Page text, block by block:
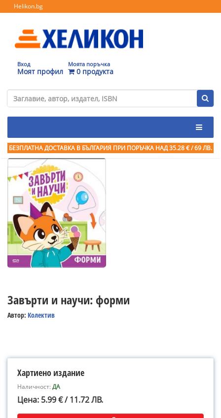
Helikon.bg
Вход
Моят профил
Моята поръчка
0 продукта
БЕЗПЛАТНА ДОСТАВКА В БЪЛГАРИЯ ПРИ ПОРЪЧКА НАД 35.28 € / 69 ЛВ.
Завърти и научи: форми
Автор: Колектив
Хартиено издание
Наличност:ДА
Цена: 5.99 € / 11.72 ЛВ.